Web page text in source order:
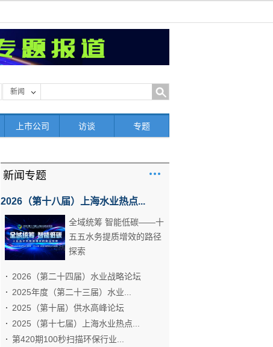
新闻
上市公司 访谈 专题
新闻专题
2026（第十八届）上海水业热点...
全域统筹 智能低碳——十
五五水务提质增效的路径
探索
2026（第二十四届）水业战略论坛
2025年度（第二十三届）水业...
2025（第十届）供水高峰论坛
2025（第十七届）上海水业热点...
第420期100秒扫描环保行业...